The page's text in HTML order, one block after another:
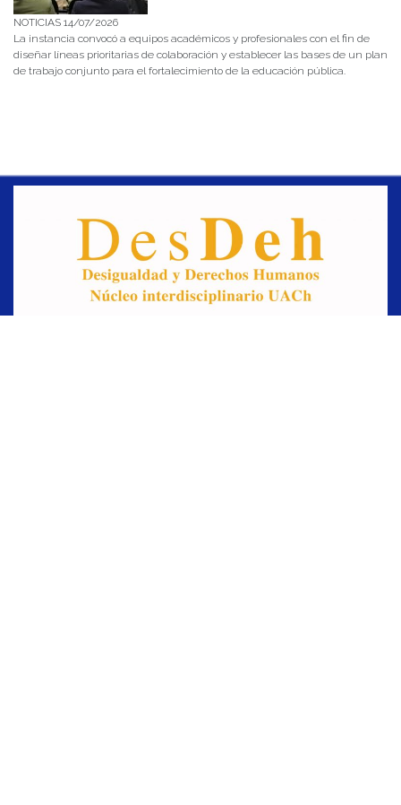
NOTICIAS 14/07/2026
La instancia convocó a equipos académicos y profesionales con el fin de
diseñar líneas prioritarias de colaboración y establecer las bases de un plan
de trabajo conjunto para el fortalecimiento de la educación pública.